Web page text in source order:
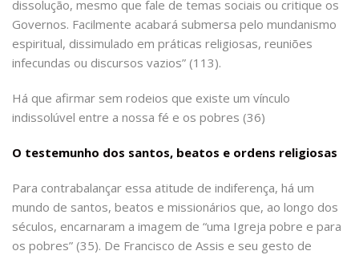
dissolução, mesmo que fale de temas sociais ou critique os
Governos. Facilmente acabará submersa pelo mundanismo
espiritual, dissimulado em práticas religiosas, reuniões
infecundas ou discursos vazios” (113).
Há que afirmar sem rodeios que existe um vínculo
indissolúvel entre a nossa fé e os pobres (36)
O testemunho dos santos, beatos e ordens religiosas
Para contrabalançar essa atitude de indiferença, há um
mundo de santos, beatos e missionários que, ao longo dos
séculos, encarnaram a imagem de “uma Igreja pobre e para
os pobres” (35). De Francisco de Assis e seu gesto de